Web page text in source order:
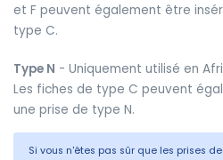
et F peuvent également être
type C.
Type N - Uniquement utilisé en
Les fiches de type C peuvent
une prise de type N.
Si vous n'êtes pas sûr que les prises